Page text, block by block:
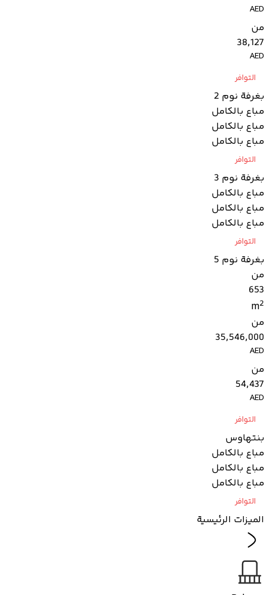
AED
من
38,127
AED
التوافر
بغرفة نوم 2
مباع بالكامل
مباع بالكامل
مباع بالكامل
التوافر
بغرفة نوم 3
مباع بالكامل
مباع بالكامل
مباع بالكامل
التوافر
بغرفة نوم 5
من
653
m2
من
35,546,000
AED
من
54,437
AED
التوافر
بنتهاوس
مباع بالكامل
مباع بالكامل
مباع بالكامل
التوافر
الميزات الرئيسية